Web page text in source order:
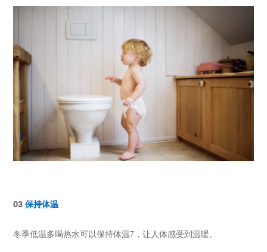
03保持体温
冬季低温多喝热水可以保持体温7，让人体感受到温暖。